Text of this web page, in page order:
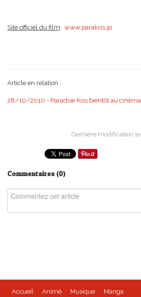
Site officiel du film : www.parakiss.jp
Article en relation :
28/10/2010 - Paradise Kiss bientôt au cinéma
Dernière modification
Commentaires (0)
Accueil Animé Musique
Manga